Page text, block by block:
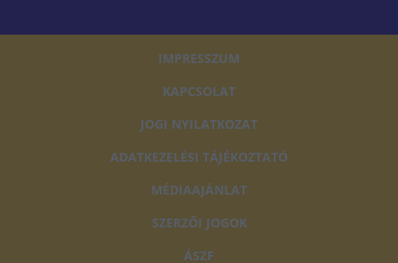
IMPRESSZUM
KAPCSOLAT
JOGI NYILATKOZAT
ADATKEZELÉSI TÁJÉKOZTATÓ
MÉDIAAJÁNLAT
SZERZŐI JOGOK
ÁSZF